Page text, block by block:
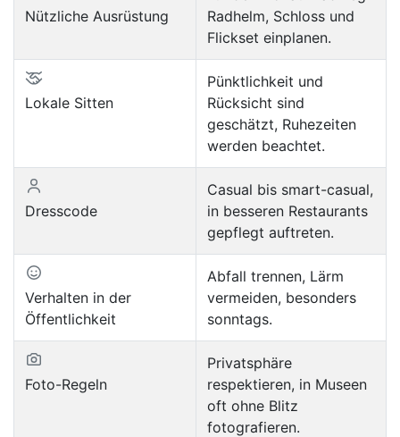
Nützliche Ausrüstung
Radhelm, Schloss und
Flickset einplanen.
Lokale Sitten
Pünktlichkeit und
Rücksicht sind
geschätzt, Ruhezeiten
werden beachtet.
Dresscode
Casual bis smart-casual,
in besseren Restaurants
gepflegt auftreten.
Verhalten in der
Öffentlichkeit
Abfall trennen, Lärm
vermeiden, besonders
sonntags.
Foto-Regeln
Privatsphäre
respektieren, in Museen
oft ohne Blitz
fotografieren.